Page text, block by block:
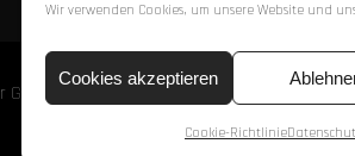
Wir verwenden Cookies, um unsere Website und
Cookies akzeptieren
Cookie-Richtlinie